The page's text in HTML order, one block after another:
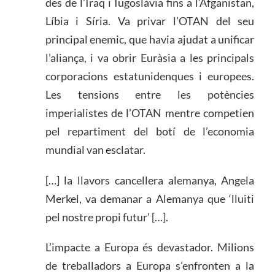
Líbia i Síria. Va privar l’OTAN del seu
principal enemic, que havia ajudat a unificar
l’aliança, i va obrir Euràsia a les principals
corporacions estatunidenques i europees.
Les tensions entre les potències
imperialistes de l’OTAN mentre competien
pel repartiment del botí de l’economia
mundial van esclatar.
[…] la llavors cancellera alemanya, Angela
Merkel, va demanar a Alemanya que ‘lluiti
pel nostre propi futur’ […].
L’impacte a Europa és devastador. Milions
de treballadors a Europa s’enfronten a la